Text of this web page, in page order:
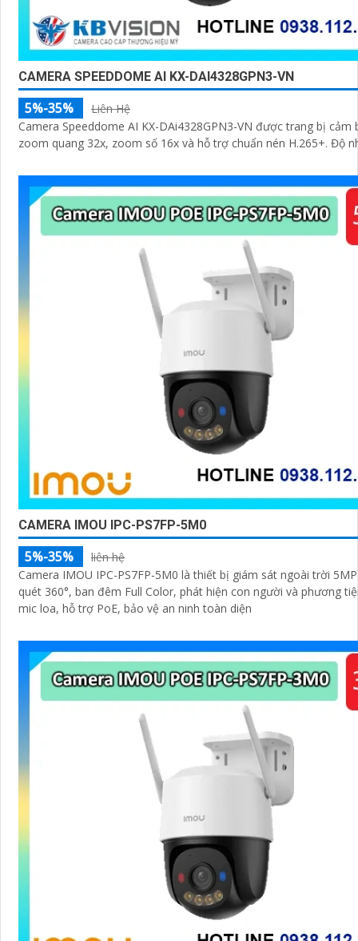
CAMERA SPEEDDOME AI KX-DAI4328GPN3-VN
5%-35%
Liên Hệ
Camera Speeddome AI KX-DAi4328GPN3-VN được trang bị cảm
zoom quang 32x, zoom số 16x và hỗ trợ chuẩn nén H.265+. Độ
CAMERA IMOU IPC-PS7FP-5M0
5%-35%
liên hệ
Camera IMOU IPC-PS7FP-5M0 là thiết bị giám sát ngoài trời
quét 360°, ban đêm Full Color, phát hiện con người và phương
mic loa, hỗ trợ PoE, bảo vệ an ninh toàn diện